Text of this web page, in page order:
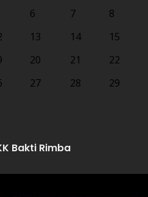
6 7
8
13 14
15
20 21
22
27 28
29
Bakti Rimba